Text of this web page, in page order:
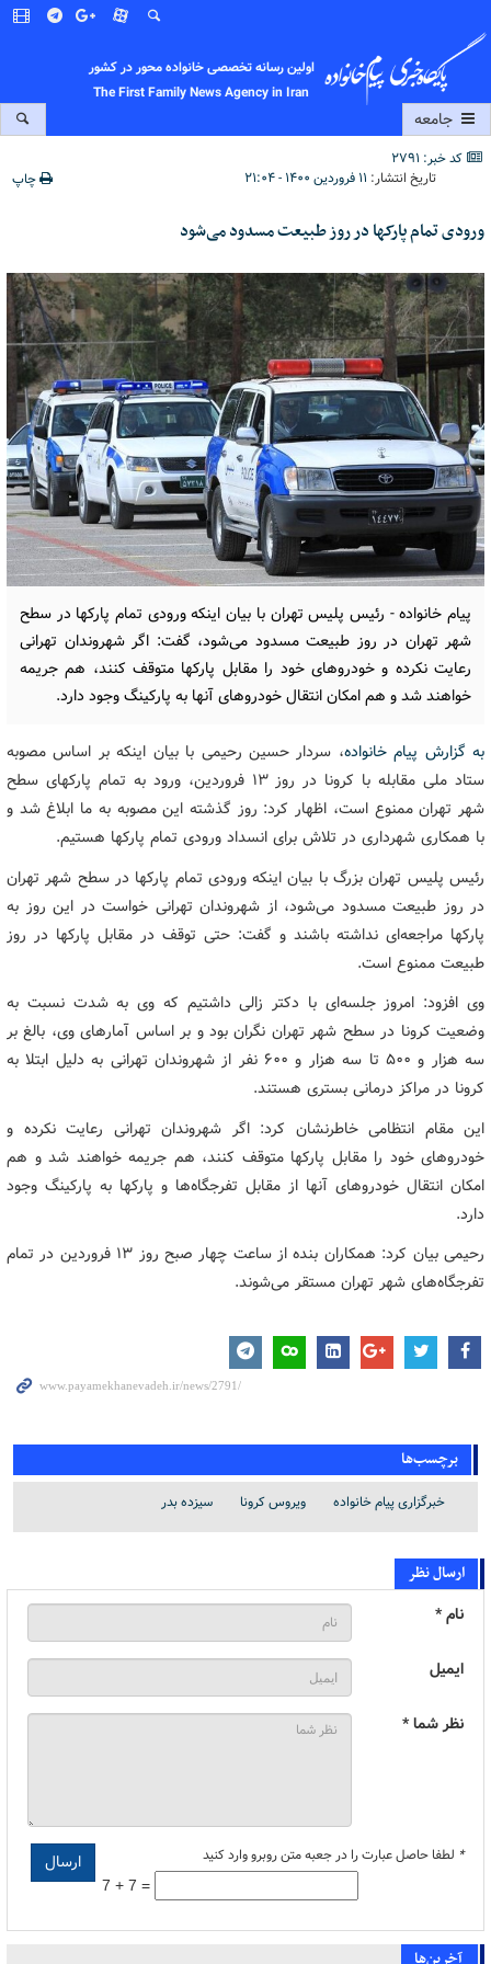
اولین رسانه تخصصی خانواده محور در کشور
The First Family News Agency in Iran
جامعه
کد خبر: 2791
تاریخ انتشار: ۱۱ فروردین ۱۴۰۰ - ۲۱:۰۴ چاپ
ورودی تمام پارکها در روز طبیعت مسدود می‌شود
پیام خانواده - رئیس پلیس تهران با بیان اینکه ورودی تمام پارکها در سطح
شهر تهران در روز طبیعت مسدود می‌شود، گفت: اگر شهروندان تهرانی
رعایت نکرده و خودروهای خود را مقابل پارکها متوقف کنند، هم جریمه
خواهند شد و هم امکان انتقال خودروهای آنها به پارکینگ وجود دارد.
به گزارش پیام خانواده، سردار حسین رحیمی با بیان اینکه بر اساس مصوبه
ستاد ملی مقابله با کرونا در روز ۱۳ فروردین، ورود به تمام پارکهای سطح
شهر تهران ممنوع است، اظهار کرد: روز گذشته این مصوبه به ما ابلاغ شد و
با همکاری شهرداری در تلاش برای انسداد ورودی تمام پارکها هستیم.
رئیس پلیس تهران بزرگ با بیان اینکه ورودی تمام پارکها در سطح شهر تهران
در روز طبیعت مسدود می‌شود، از شهروندان تهرانی خواست در این روز به
پارکها مراجعه‌ای نداشته باشند و گفت: حتی توقف در مقابل پارکها در روز
طبیعت ممنوع است.
وی افزود: امروز جلسه‌ای با دکتر زالی داشتیم که وی به شدت نسبت به
وضعیت کرونا در سطح شهر تهران نگران بود و بر اساس آمارهای وی، بالغ بر
سه هزار و ۵۰۰ تا سه هزار و ۶۰۰ نفر از شهروندان تهرانی به دلیل ابتلا به
کرونا در مراکز درمانی بستری هستند.
این مقام انتظامی خاطرنشان کرد: اگر شهروندان تهرانی رعایت نکرده و
خودروهای خود را مقابل پارکها متوقف کنند، هم جریمه خواهند شد و هم
امکان انتقال خودروهای آنها از مقابل تفرجگاه‌ها و پارکها به پارکینگ وجود
دارد.
رحیمی بیان کرد: همکاران بنده از ساعت چهار صبح روز ۱۳ فروردین در تمام
تفرجگاه‌های شهر تهران مستقر می‌شوند.
برچسب‌ها
خبرگزاری پیام خانواده ویروس کرونا سیزده بدر
ارسال نظر
نام *
ایمیل
نظر شما *
* لطفا حاصل عبارت را در جعبه متن روبرو وارد کنید
7 + 7 =